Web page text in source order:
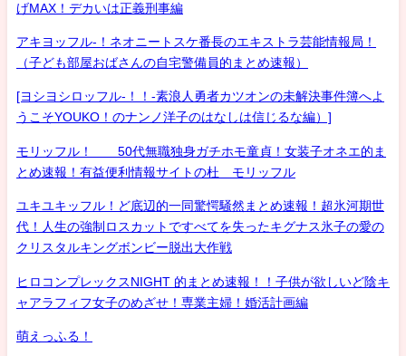
げMAX！デカいは正義刑事編
アキヨッフル-！ネオニートスケ番長のエキストラ芸能情報局！
（子ども部屋おばさんの自宅警備員的まとめ速報）
[ヨシヨシロッフル-！！-素浪人勇者カツオンの未解決事件簿へよ
うこそYOUKO！のナンノ洋子のはなしは信じるな編）]
モリッフル！ 50代無職独身ガチホモ童貞！女装子オネエ的ま
とめ速報！有益便利情報サイトの杜 モリッフル
ユキユキッフル！ど底辺的一同驚愕騒然まとめ速報！超氷河期世
代！人生の強制ロスカットですべてを失ったキグナス氷子の愛の
クリスタルキングボンビー脱出大作戦
ヒロコンプレックスNIGHT 的まとめ速報！！子供が欲しいど陰キ
ャアラフィフ女子のめざせ！専業主婦！婚活計画編
萌えっふる！